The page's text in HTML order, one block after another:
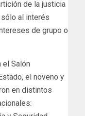
de la justicia
al interés
de grupo o
el Salón
el noveno y
en distintos